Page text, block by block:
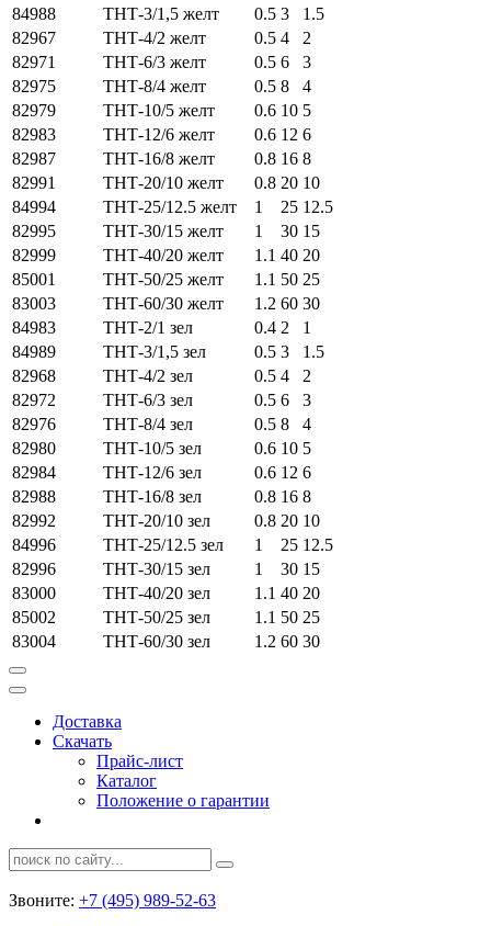
84988
ТНТ-3/1,5 желт 0.5 3
1.5
82967
ТНТ-4/2 желт 0.5 4
2
82971
ТНТ-6/3 желт 0.5 6
3
82975
ТНТ-8/4 желт 0.5 8
4
82979
ТНТ-10/5 желт 0.6 10 5
82983
ТНТ-12/6 желт 0.6 12 6
82987
ТНТ-16/8 желт 0.8 16 8
82991
ТНТ-20/10 желт 0.8 20 10
84994
ТНТ-25/12.5 желт 1 25 12.5
82995
ТНТ-30/15 желт 1 30 15
82999
ТНТ-40/20 желт 1.1 40 20
85001
ТНТ-50/25 желт 1.1 50 25
83003
ТНТ-60/30 желт 1.2 60 30
84983
ТНТ-2/1 зел 0.4 2
1
84989
ТНТ-3/1,5 зел 0.5 3
1.5
82968
ТНТ-4/2 зел 0.5 4
2
82972
ТНТ-6/3 зел 0.5 6
3
82976
ТНТ-8/4 зел 0.5 8
4
82980
ТНТ-10/5 зел 0.6 10 5
82984
ТНТ-12/6 зел 0.6 12 6
82988
ТНТ-16/8 зел 0.8 16 8
82992
ТНТ-20/10 зел 0.8 20 10
84996
ТНТ-25/12.5 зел 1 25 12.5
82996
ТНТ-30/15 зел 1 30 15
83000
ТНТ-40/20 зел 1.1 40 20
85002
ТНТ-50/25 зел 1.1 50 25
83004
ТНТ-60/30 зел 1.2 60 30
Доставка
Скачать
Прайс-лист
Каталог
Положение о гарантии
Звоните: +7 (495) 989-52-63